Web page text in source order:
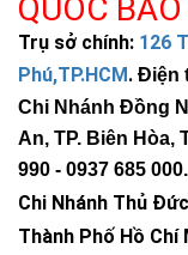
QUỐC BẢO
Trụ sở chính: 126
Phú,TP.HCM. Điện
Chi Nhánh Đồng
An, TP. Biên Hòa,
990 - 0937 685 000.
Chi Nhánh Thủ
Thành Phố Hồ Chí